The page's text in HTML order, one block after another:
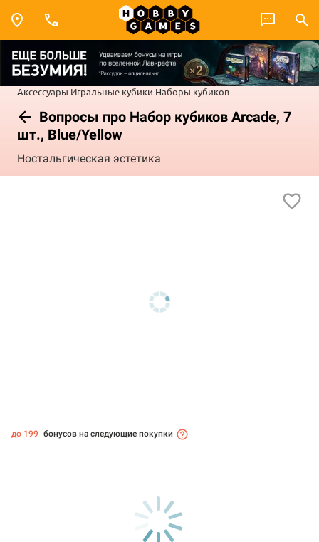
Аксессуары Игральные кубики Наборы кубиков
Вопросы про Набор кубиков Arcade, 7
шт., Blue/Yellow
Ностальгическая эстетика
до 199 бонусов на следующие покупки